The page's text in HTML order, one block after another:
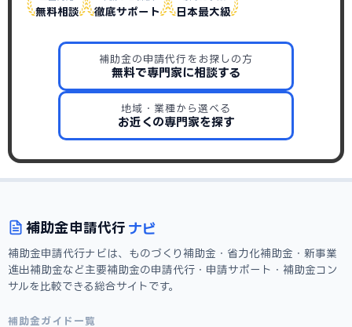
無料相談 徹底サポート 日本最大級
補助金の申請代行をお探しの方
無料で専門家に相談する
地域・業種から選べる
お近くの専門家を探す
補助金申請代行 ナビ
補助金申請代行ナビは、ものづくり補助金・省力化補助金・新事業
進出補助金など主要補助金の申請代行・申請サポート・補助金コン
サルを比較できる総合サイトです。
補助金ガイド一覧